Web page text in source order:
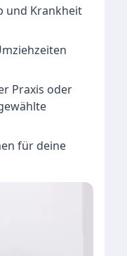
und Krankheit
Praxis oder
für deine